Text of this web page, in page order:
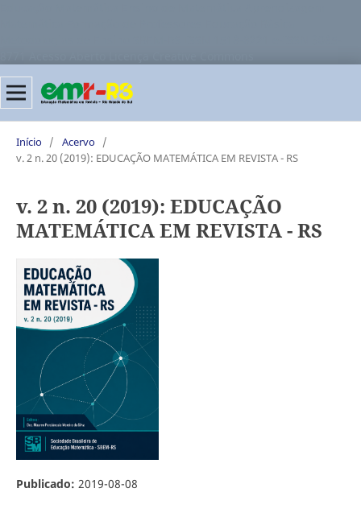
Início / Acervo /
v. 2 n. 20 (2019): EDUCAÇÃO MATEMÁTICA EM REVISTA - RS
v. 2 n. 20 (2019): EDUCAÇÃO
MATEMÁTICA EM REVISTA - RS
Publicado: 2019-08-08